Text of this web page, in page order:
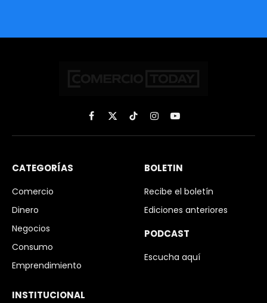
Facebook
X
(Twitter)
TikTokInstagramYouTube
CATEGORÍAS
Comercio
Dinero
Negocios
Consumo
Emprendimiento
BOLETIN
Recibe el boletín
Ediciones anteriores
PODCAST
Escucha aquí
INSTITUCIONAL